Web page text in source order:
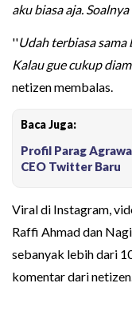
aku biasa aja.
''Udah terbiasa sama
Kalau gue cukup
netizen membalas.
Baca Juga:
Profil Parag
CEO Twitter Baru
Viral di Instagram,
Raffi Ahmad dan
sebanyak lebih dari
komentar dari netizen.